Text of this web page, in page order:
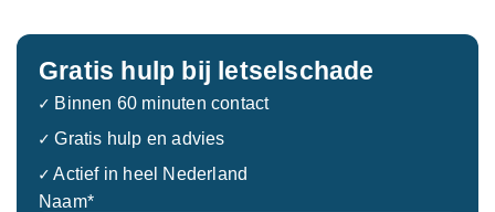
Gratis hulp bij letselschade
✓ Binnen 60 minuten contact
✓ Gratis hulp en advies
✓ Actief in heel Nederland
Naam*